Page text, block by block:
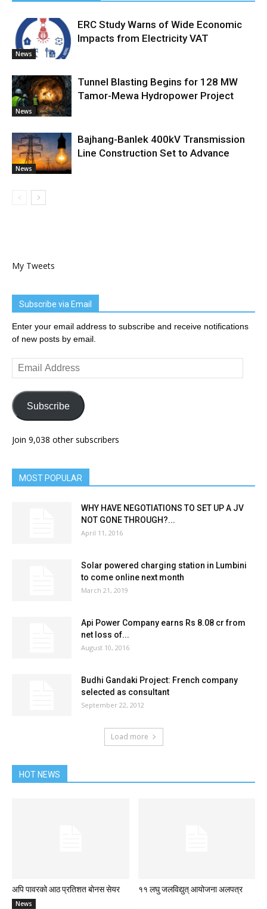
News
ERC Study Warns of Wide Economic
Impacts from Electricity VAT
News
Tunnel Blasting Begins for 128 MW
Tamor-Mewa Hydropower Project
News
Bajhang-Banlek 400kV Transmission
Line Construction Set to Advance
My Tweets
Subscribe via Email
Enter your email address to subscribe and receive notifications
of new posts by email.
Email
Address
Subscribe
Join 9,038 other subscribers
MOST POPULAR
WHY HAVE NEGOTIATIONS TO SET UP A JV
NOT GONE THROUGH?...
April 11, 2016
Solar powered charging station in Lumbini
to come online next month
March 21, 2019
Api Power Company earns Rs 8.08 cr from
net loss of...
August 10, 2016
Budhi Gandaki Project: French company
selected as consultant
September 22, 2012
Load more
HOT NEWS
अपि पावरको आठ प्रतिशत बोनस सेयर ११ लघु जलविद्युत् आयोजना अलपत्र
News